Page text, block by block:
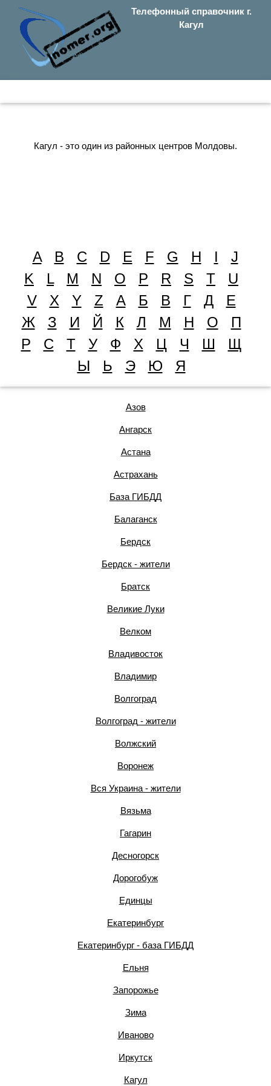
Телефонный справочник г.
Кагул
Кагул - это один из районных центров Молдовы.
A B C D E F G H I
J
K
L M N O P R S T
U
V
X Y Z А Б В Г Д
Е
Ж
З И Й К Л М Н О
П
Р
С Т У Ф Х Ц Ч Ш
Щ
Ы
Ь Э Ю Я
Азов
Ангарск
Астана
Астрахань
База ГИБДД
Балаганск
Бердск
Бердск - жители
Братск
Великие Луки
Велком
Владивосток
Владимир
Волгоград
Волгоград - жители
Волжский
Воронеж
Вся Украина - жители
Вязьма
Гагарин
Десногорск
Дорогобуж
Единцы
Екатеринбург
Екатеринбург - база ГИБДД
Ельня
Запорожье
Зима
Иваново
Иркутск
Кагул